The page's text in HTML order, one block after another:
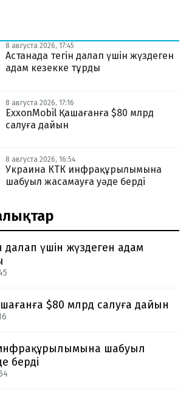
8 августа 2026, 17:45
Астанада тегін далап үшін жүздеген
адам кезекке тұрды
8 августа 2026, 17:16
ExxonMobil Қашағанға $80 млрд
салуға дайын
8 августа 2026, 16:54
Украина КТК инфрақұрылымына
шабуыл жасамауға уәде берді
далап үшін жүздеген адам
$80 млрд салуға дайын
шабуыл
берді